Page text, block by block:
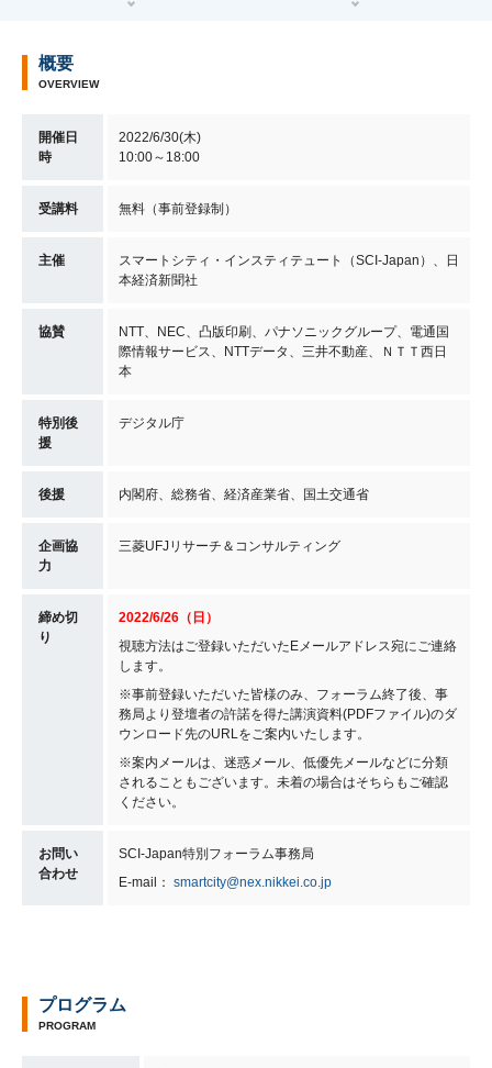
概要
OVERVIEW
開催日
時
2022/6/30(木)
10:00～18:00
受講料 無料（事前登録制）
主催
スマートシティ・インスティテュート（SCI-Japan）、日
本経済新聞社
協賛
NTT、NEC、凸版印刷、パナソニックグループ、電通国
際情報サービス、NTTデータ、三井不動産、ＮＴＴ西日
本
特別後
援
デジタル庁
後援 内閣府、総務省、経済産業省、国土交通省
企画協
力
三菱UFJリサーチ＆コンサルティング
締め切
り
2022/6/26（日）
視聴方法はご登録いただいたEメールアドレス宛にご連絡
します。
※事前登録いただいた皆様のみ、フォーラム終了後、事
務局より登壇者の許諾を得た講演資料(PDFファイル)のダ
ウンロード先のURLをご案内いたします。
※案内メールは、迷惑メール、低優先メールなどに分類
されることもございます。未着の場合はそちらもご確認
ください。
お問い
合わせ
SCI-Japan特別フォーラム事務局
E-mail： smartcity@nex.nikkei.co.jp
プログラム
PROGRAM